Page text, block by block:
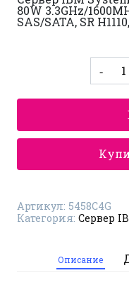
80W 3.3GHz/
SAS/SATA, SR
товара
IBM
M5
Артикул: 5458C4G
Категория: Сервер
Описание